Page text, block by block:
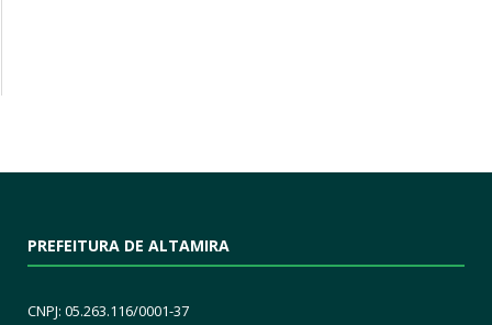
PREFEITURA DE ALTAMIRA
CNPJ: 05.263.116/0001-37